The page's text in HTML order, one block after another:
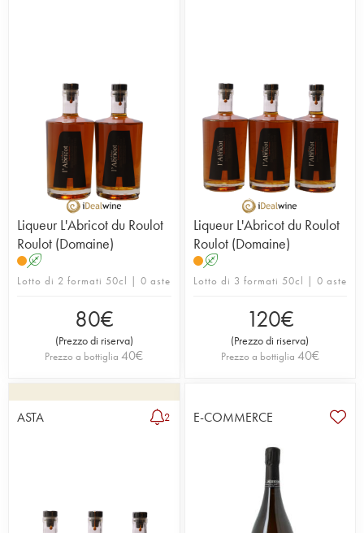
Liqueur L'Abricot du Roulot
Roulot (Domaine)
A
Lotto di 2 formati 50cl | 0 aste
80€
(Prezzo di riserva)
Prezzo a bottiglia 40€
Liqueur L'Abricot du Roulot
Roulot (Domaine)
A
Lotto di 3 formati 50cl | 0 aste
120€
(Prezzo di riserva)
Prezzo a bottiglia 40€
ASTA 2 E-COMMERCE